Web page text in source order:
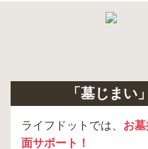
「墓じまい
ライフドットでは、 お
面サポート！